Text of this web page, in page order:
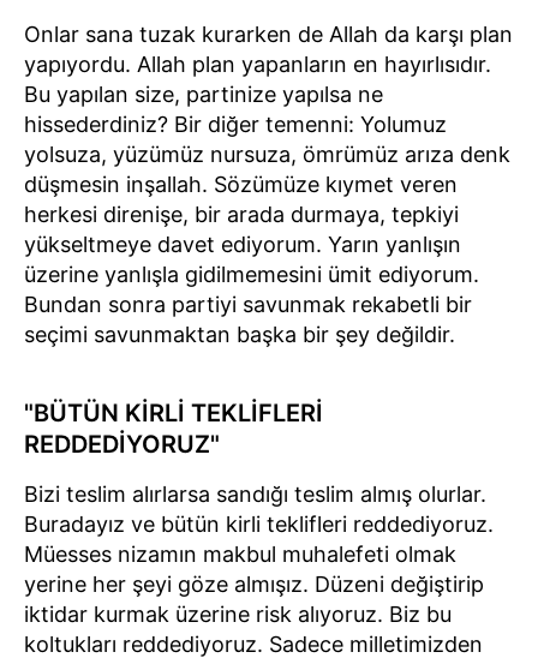
Onlar sana tuzak kurarken de Allah da karşı plan
yapıyordu. Allah plan yapanların en hayırlısıdır.
Bu yapılan size, partinize yapılsa ne
hissederdiniz? Bir diğer temenni: Yolumuz
yolsuza, yüzümüz nursuza, ömrümüz arıza denk
düşmesin inşallah. Sözümüze kıymet veren
herkesi direnişe, bir arada durmaya, tepkiyi
yükseltmeye davet ediyorum. Yarın yanlışın
üzerine yanlışla gidilmemesini ümit ediyorum.
Bundan sonra partiyi savunmak rekabetli bir
seçimi savunmaktan başka bir şey değildir.
"BÜTÜN KİRLİ TEKLİFLERİ
REDDEDİYORUZ"
Bizi teslim alırlarsa sandığı teslim almış olurlar.
Buradayız ve bütün kirli teklifleri reddediyoruz.
Müesses nizamın makbul muhalefeti olmak
yerine her şeyi göze almışız. Düzeni değiştirip
iktidar kurmak üzerine risk alıyoruz. Biz bu
koltukları reddediyoruz. Sadece milletimizden